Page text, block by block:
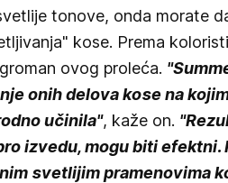
tonove, onda morate
kose. Prema
ovog proleća.
onih delova kose na
učinila", kaže on.
izvedu, mogu biti efektni.
svetlijim pramenovima